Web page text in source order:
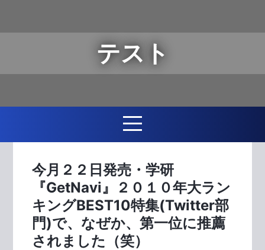
テスト
今月２２日発売・学研
『GetNavi』２０１０年大ラン
キングBEST10特集(Twitter部
門)で、なぜか、第一位に推薦
されました（笑）